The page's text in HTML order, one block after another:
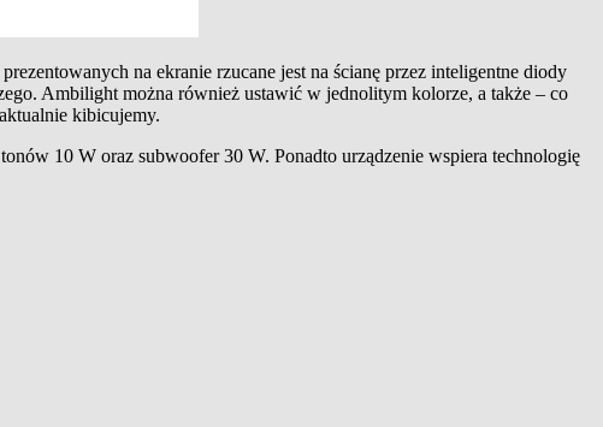
na ekranie rzucane jest na ścianę przez inteligentne diody
Ambilight można również ustawić w jednolitym kolorze, a także – co
kibicujemy.
10 W oraz subwoofer 30 W. Ponadto urządzenie wspiera technologię